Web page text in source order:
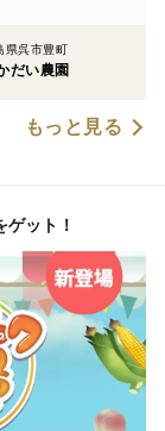
県呉市豊町
だい農園
もっと見る
ット！